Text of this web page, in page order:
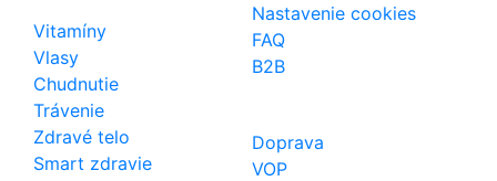
Vitamíny
Vlasy
Chudnutie
Trávenie
Zdravé telo
Smart zdravie
Nastavenie cookies
FAQ
B2B
Doprava
VOP